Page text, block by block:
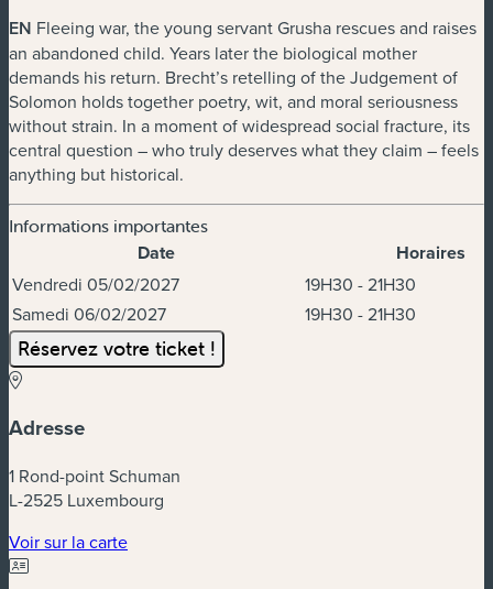
EN Fleeing war, the young servant Grusha rescues and raises
an abandoned child. Years later the biological mother
demands his return. Brecht’s retelling of the Judgement of
Solomon holds together poetry, wit, and moral seriousness
without strain. In a moment of widespread social fracture, its
central question – who truly deserves what they claim – feels
anything but historical.
Informations importantes
Dates et horaires
Date Horaires
Vendredi 05/02/2027
19H30 - 21H30
Samedi 06/02/2027
19H30 - 21H30
Réservez votre ticket !
Adresse
1 Rond-point Schuman
L-2525 Luxembourg
Voir sur la carte(nouvelle fenêtre)